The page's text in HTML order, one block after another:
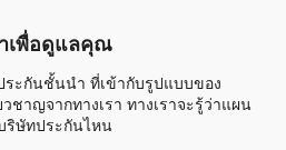
เพื่อดูแลคุณ
ระกันชั้นนำ ที่เข้ากับรูปแบบของ
ชาญจากทางเรา ทางเราจะรู้ว่าแผน
ริษัทประกันไหน